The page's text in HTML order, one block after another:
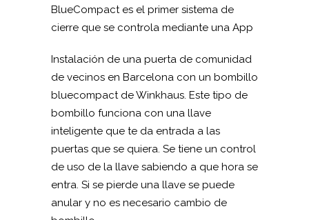
BlueCompact es el primer sistema de
cierre que se controla mediante una App
Instalación de una puerta de comunidad
de vecinos en Barcelona con un bombillo
bluecompact de Winkhaus. Este tipo de
bombillo funciona con una llave
inteligente que te da entrada a las
puertas que se quiera. Se tiene un control
de uso de la llave sabiendo a que hora se
entra. Si se pierde una llave se puede
anular y no es necesario cambio de